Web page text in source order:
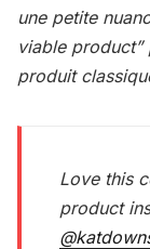
une petite
viable
produit
Love this
product